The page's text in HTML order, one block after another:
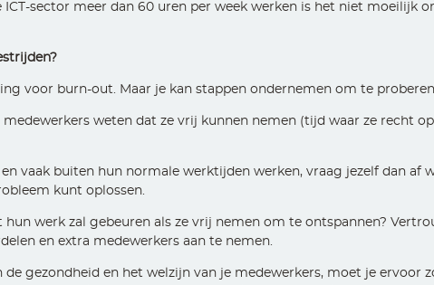
ICT-sector meer dan 60 uren per week werken is het niet moeilijk
voor burn-out. Maar je kan stappen ondernemen om te
weten dat ze vrij kunnen nemen (tijd waar ze recht
vaak buiten hun normale werktijden werken, vraag jezelf dan af
kunt oplossen.
hun werk zal gebeuren als ze vrij nemen om te ontspannen?
en extra medewerkers aan te nemen.
gezondheid en het welzijn van je medewerkers, moet je ervoor